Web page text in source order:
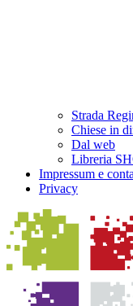
Strada
Chiese in
Dal web
Libreria
Impressum e
Privacy